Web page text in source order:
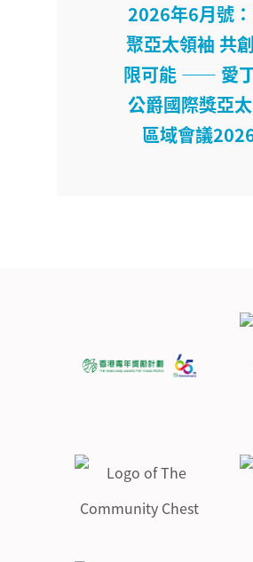
2026年6月號
聚亞太領袖 共
限可能 —— 愛
公爵國際獎亞
區域會議